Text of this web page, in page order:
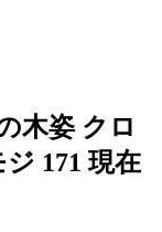
木姿 クロ
171 現在